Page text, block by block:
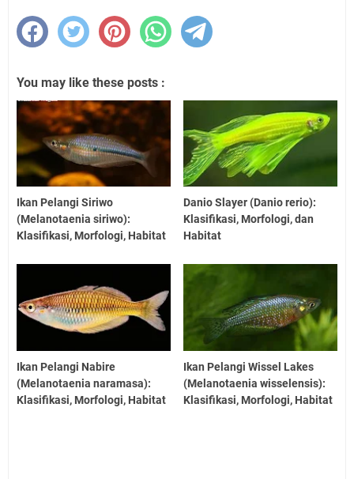
You may like these posts :
Ikan Pelangi Siriwo
(Melanotaenia siriwo):
Klasifikasi, Morfologi, Habitat
Danio Slayer (Danio rerio):
Klasifikasi, Morfologi, dan
Habitat
Ikan Pelangi Nabire
(Melanotaenia naramasa):
Klasifikasi, Morfologi, Habitat
Ikan Pelangi Wissel Lakes
(Melanotaenia wisselensis):
Klasifikasi, Morfologi, Habitat